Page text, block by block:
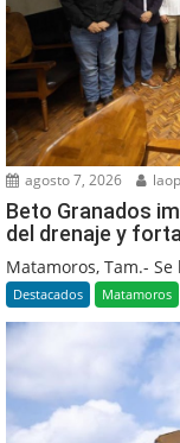
agosto 7, 2026
Beto Granados
del drenaje y
Matamoros, Tam.-
Destacados Matamoros